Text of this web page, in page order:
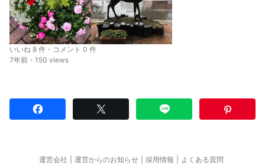
いいね 8 件・コメント 0 件
7年前・150 views
運営会社 運営からのお知らせ 採用情報
よくある質問